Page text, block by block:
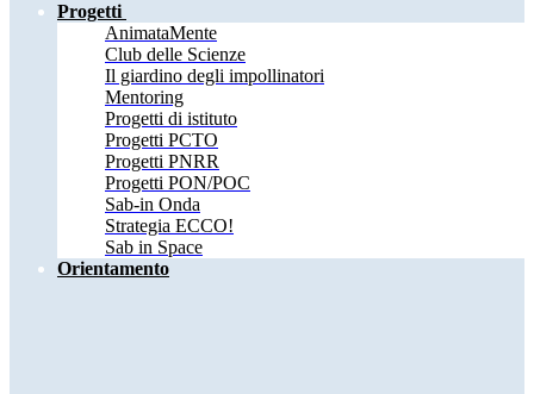
Progetti
AnimataMente
Club delle Scienze
Il giardino degli impollinatori
Mentoring
Progetti di istituto
Progetti PCTO
Progetti PNRR
Progetti PON/POC
Sab-in Onda
Strategia ECCO!
Sab in Space
Orientamento